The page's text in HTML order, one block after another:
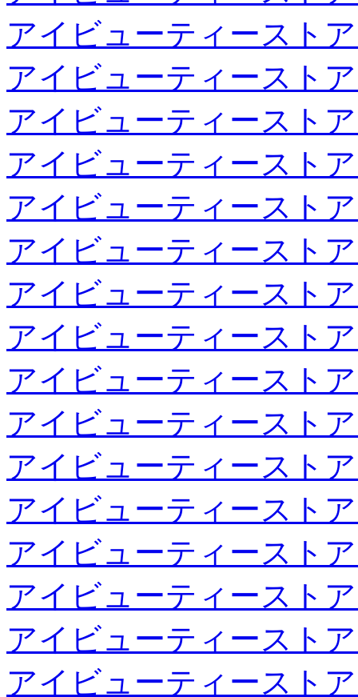
アイビューティースト
アイビューティースト
アイビューティースト
アイビューティースト
アイビューティースト
アイビューティースト
アイビューティースト
アイビューティースト
アイビューティースト
アイビューティースト
アイビューティースト
アイビューティースト
アイビューティースト
アイビューティースト
アイビューティースト
アイビューティースト